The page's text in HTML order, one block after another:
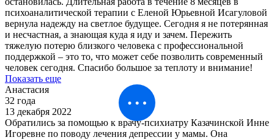
психоаналитической терапии с Еленой Юрьевной Исагуловой
вернула надежду на светлое будущее. Сегодня я не потерянная
и несчастная, а знающая куда я иду и зачем. Пережить
тяжелую потерю близкого человека с профессиональной
поддержкой – это то, что может себе позволить современный
человек сегодня. Спасибо большое за теплоту и внимание!
Показать еще
Анастасия
32 года
13 декабря 2022
Обратились за помощью к врачу-психиатру Казачинской Инне
Игоревне по поводу лечения депрессии у мамы. Она